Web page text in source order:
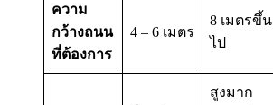
ความ
กว้างถนน
ที่ต้องการ
4 – 6 เมตร
8 เมตรขึ้น
ไป
สูงมาก